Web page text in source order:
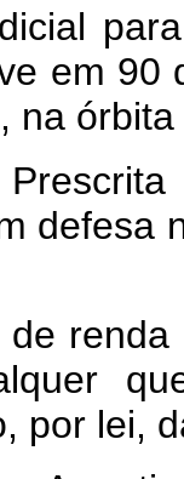
em
na
defesa
por lei,